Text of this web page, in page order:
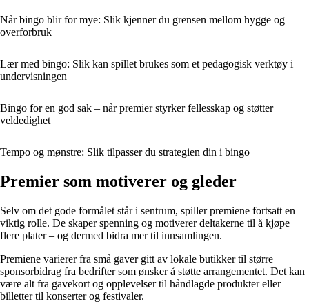
Når bingo blir for mye: Slik kjenner du grensen mellom hygge og
overforbruk
Lær med bingo: Slik kan spillet brukes som et pedagogisk verktøy i
undervisningen
Bingo for en god sak – når premier styrker fellesskap og støtter
veldedighet
Tempo og mønstre: Slik tilpasser du strategien din i bingo
Premier som motiverer og gleder
Selv om det gode formålet står i sentrum, spiller premiene fortsatt en
viktig rolle. De skaper spenning og motiverer deltakerne til å kjøpe
flere plater – og dermed bidra mer til innsamlingen.
Premiene varierer fra små gaver gitt av lokale butikker til større
sponsorbidrag fra bedrifter som ønsker å støtte arrangementet. Det kan
være alt fra gavekort og opplevelser til håndlagde produkter eller
billetter til konserter og festivaler.